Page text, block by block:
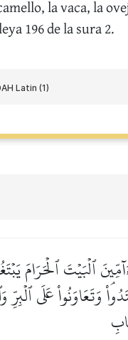
la vaca, la
196 de la sura 2.
ءَآمِّينَ ٱلۡبَيۡتَ
عَلَى ٱلۡبِرِّ